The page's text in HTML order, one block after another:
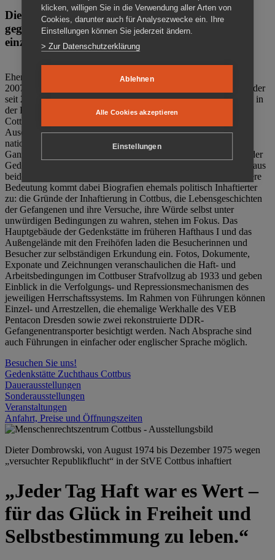
Die Gedenkstätte Zuchthaus Cottbus ist ein Ort
gegen das Vergessen. Anschaulich, nah und
einzigartig.
Ehemalige politische Häftlinge der DDR gründeten im Oktober
2007 den Verein Menschenrechtszentrum Cottbus e. V. (MRZ), der
seit 2011 Eigentümer des ehemaligen Gefängnisses (1860-2002) in
der Bautzener Straße und Träger der Gedenkstätte Zuchthaus
Cottbus ist. Im Zentrum der Arbeit der Gedenkstätte steht die
Auseinandersetzung mit politischem Unrecht während der
nationalsozialistischen Terrorherrschaft und der SED-Diktatur.
Ganzjährig zeigen mehrere Dauer- und Sonderausstellungen in der
Gedenkstätte Zuchthaus Cottbus Beispiele politischen Unrechts aus
beiden deutschen Diktaturen des 20. Jahrhunderts. Eine besondere
Bedeutung kommt dabei Biografien ehemals politisch Inhaftierter
zu: die Gründe der Inhaftierung in Cottbus, die Lebensgeschichten
der Gefangenen und ihre Versuche, ihre Würde selbst unter
unwürdigen Bedingungen zu wahren, stehen im Fokus. Das
Hauptgebäude der Gedenkstätte im früheren Hafthaus I und das
Außengelände mit den Freihöfen laden die Besucherinnen und
Besucher zur selbständigen Erkundung ein. Fotos, Dokumente,
Exponate und Zeichnungen veranschaulichen die Haft- und
Arbeitsbedingungen im Cottbuser Strafvollzug ab 1933 und geben
Einblick in die Verfolgungs- und Repressionsmechanismen des
jeweiligen Herrschaftssystems. Im Rahmen von Führungen können
Einzel- und Arrestzellen, die ehemalige Werkhalle des VEB
Pentacon Dresden sowie zwei rekonstruierte DDR-
Gefangenentransporter besichtigt werden. Nach Absprache sind
auch Führungen in einfacher oder englischer Sprache möglich.
Besuchen Sie uns!
Gedenkstätte Zuchthaus Cottbus
Dauerausstellungen
Sonderausstellungen
Veranstaltungen
Anfahrt, Preise und Öffnungszeiten
Dieter Dombrowski, von August 1974 bis Dezember 1975 wegen
„versuchter Republikflucht“ in der StVE Cottbus inhaftiert
„Jeder Tag Haft war es Wert –
für das Glück in Freiheit und
Selbstbestimmung zu leben.“
klicken, willigen Sie in die Verwendung aller Arten von
Cookies, darunter auch für Analysezwecke ein. Ihre
Einstellungen können Sie jederzeit ändern.
> Zur Datenschutzerklärung
Ablehnen
Alle Cookies akzeptieren
Einstellungen